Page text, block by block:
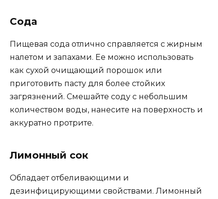
Сода
Пищевая сода отлично справляется с жирным
налетом и запахами. Ее можно использовать
как сухой очищающий порошок или
приготовить пасту для более стойких
загрязнений. Смешайте соду с небольшим
количеством воды, нанесите на поверхность и
аккуратно протрите.
Лимонный сок
Обладает отбеливающими и
дезинфицирующими свойствами. Лимонный